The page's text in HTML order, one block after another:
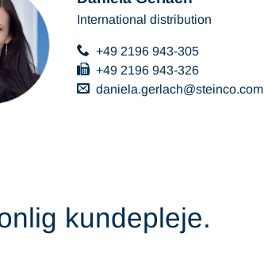
International distribution
+49 2196 943-305
+49 2196 943-326
daniela.gerlach
steinco com
kundepleje.